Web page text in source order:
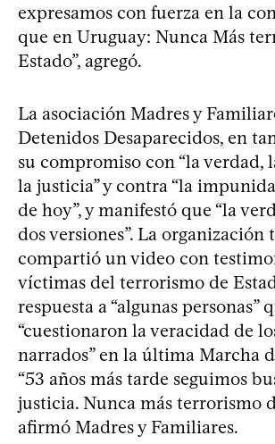
expresamos con fuerza en la
que en Uruguay: Nunca Más
Estado”, agregó.
La asociación Madres y
Detenidos Desaparecidos, en
su compromiso con “la verdad,
la justicia” y contra “la
de hoy”, y manifestó que “la
dos versiones”. La organización
compartió un video con
víctimas del terrorismo de
respuesta a “algunas personas”
“cuestionaron la veracidad de
narrados” en la última Marcha
“53 años más tarde seguimos
justicia. Nunca más terrorismo
afirmó Madres y Familiares.